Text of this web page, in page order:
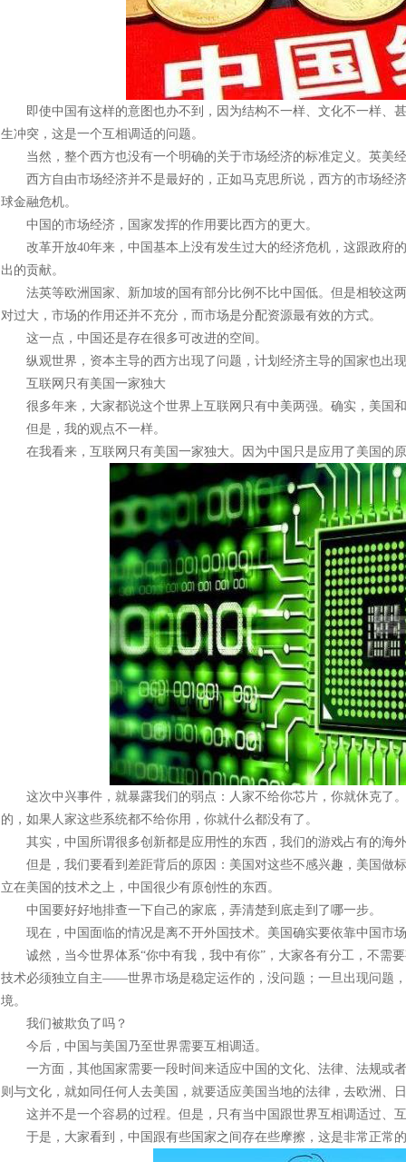
即使中国有这样的意图也办不到，因为结构不一样、文化不一样、
生冲突，这是一个互相调适的问题。
当然，整个西方也没有一个明确的关于市场经济的标准定义。英美
西方自由市场经济并不是最好的，正如马克思所说，西方的市场经济
球金融危机。
中国的市场经济，国家发挥的作用要比西方的更大。
改革开放40年来，中国基本上没有发生过大的经济危机，这跟政府
出的贡献。
法英等欧洲国家、新加坡的国有部分比例不比中国低。但是相较这
对过大，市场的作用还并不充分，而市场是分配资源最有效的方式。
这一点，中国还是存在很多可改进的空间。
纵观世界，资本主导的西方出现了问题，计划经济主导的国家也出
互联网只有美国一家独大
很多年来，大家都说这个世界上互联网只有中美两强。确实，美国
但是，我的观点不一样。
在我看来，互联网只有美国一家独大。因为中国只是应用了美国的
这次中兴事件，就暴露我们的弱点：人家不给你芯片，你就休克了
的，如果人家这些系统都不给你用，你就什么都没有了。
其实，中国所谓很多创新都是应用性的东西，我们的游戏占有的海
但是，我们要看到差距背后的原因：美国对这些不感兴趣，美国做
立在美国的技术之上，中国很少有原创性的东西。
中国要好好地排查一下自己的家底，弄清楚到底走到了哪一步。
现在，中国面临的情况是离不开外国技术。美国确实要依靠中国市
诚然，当今世界体系“你中有我，我中有你”，大家各有分工，不需
技术必须独立自主——世界市场是稳定运作的，没问题；一旦出现问题
境。
我们被欺负了吗？
今后，中国与美国乃至世界需要互相调适。
一方面，其他国家需要一段时间来适应中国的文化、法律、法规或
则与文化，就如同任何人去美国，就要适应美国当地的法律，去欧洲、
这并不是一个容易的过程。但是，只有当中国跟世界互相调适过、互
于是，大家看到，中国跟有些国家之间存在些摩擦，这是非常正常